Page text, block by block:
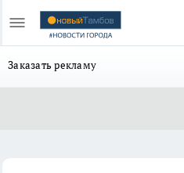
Заказать рекламу